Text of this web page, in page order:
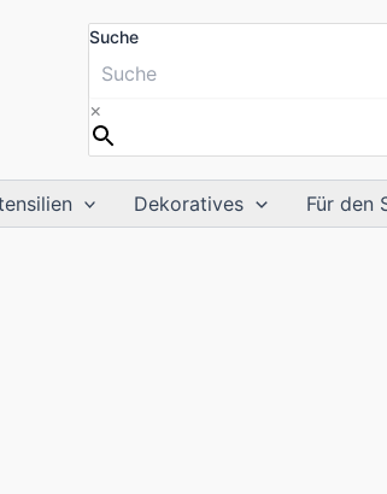
Suche
×
Dekoratives Für den